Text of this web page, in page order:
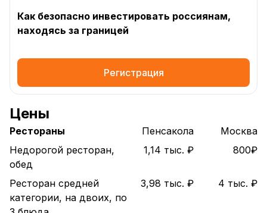
Как безопасно инвестировать россиянам,
находясь за границей
Регистрация
Цены
Рестораны Пенсакола
Москва
Недорогой ресторан,
обед
1,14 тыс. ₽ 800₽
Ресторан средней
категории, на двоих, по
3,98 тыс. ₽ 4 тыс. ₽